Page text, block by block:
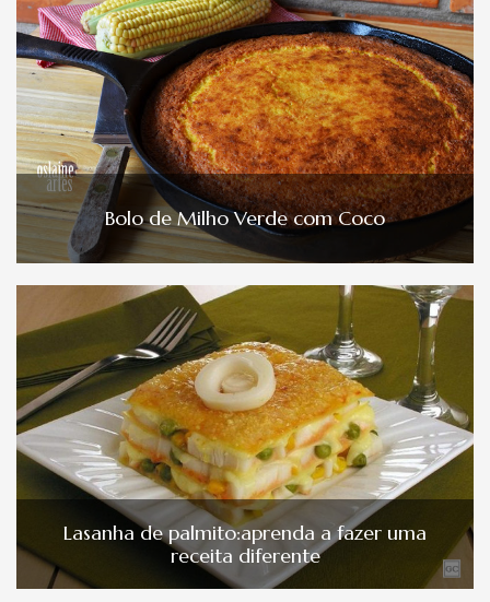
Bolo de Milho Verde com Coco
Lasanha de palmito:aprenda a fazer uma
receita diferente